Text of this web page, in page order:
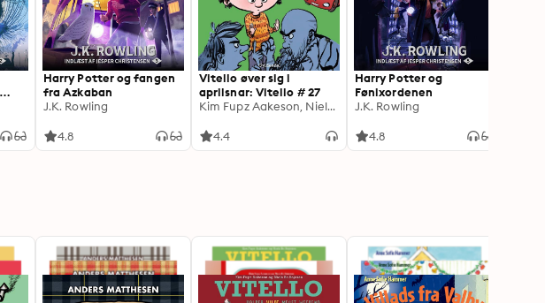
Harry Potter og fangen
fra Azkaban
J.K. Rowling
4.8
Vitello øver sig i
aprilsnar: Vitello # 27
Kim Fupz Aakeson, Niels Bo Bojesen
4.4
Harry Potter og
Fønixordenen
J.K. Rowling
4.8